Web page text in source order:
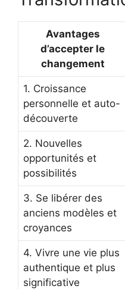
Avantages
d’accepter le
changement
1. Croissance
personnelle et auto-
découverte
2. Nouvelles
opportunités et
possibilités
3. Se libérer des
anciens modèles et
croyances
4. Vivre une vie plus
authentique et plus
significative